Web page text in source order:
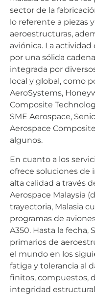
sector de la
lo referente a piezas
aeroestructuras,
aviónica. La
por una sólida
integrada por
local y global, como
AeroSystems,
Composite
SME Aerospace,
Aerospace
algunos.
En cuanto a los
ofrece soluciones de
alta calidad a través
Aerospace Malaysia
trayectoria, Malasia
programas de
A350. Hasta la fecha,
primarios de
el mundo en los
fatiga y tolerancia al
finitos, compuestos,
integridad